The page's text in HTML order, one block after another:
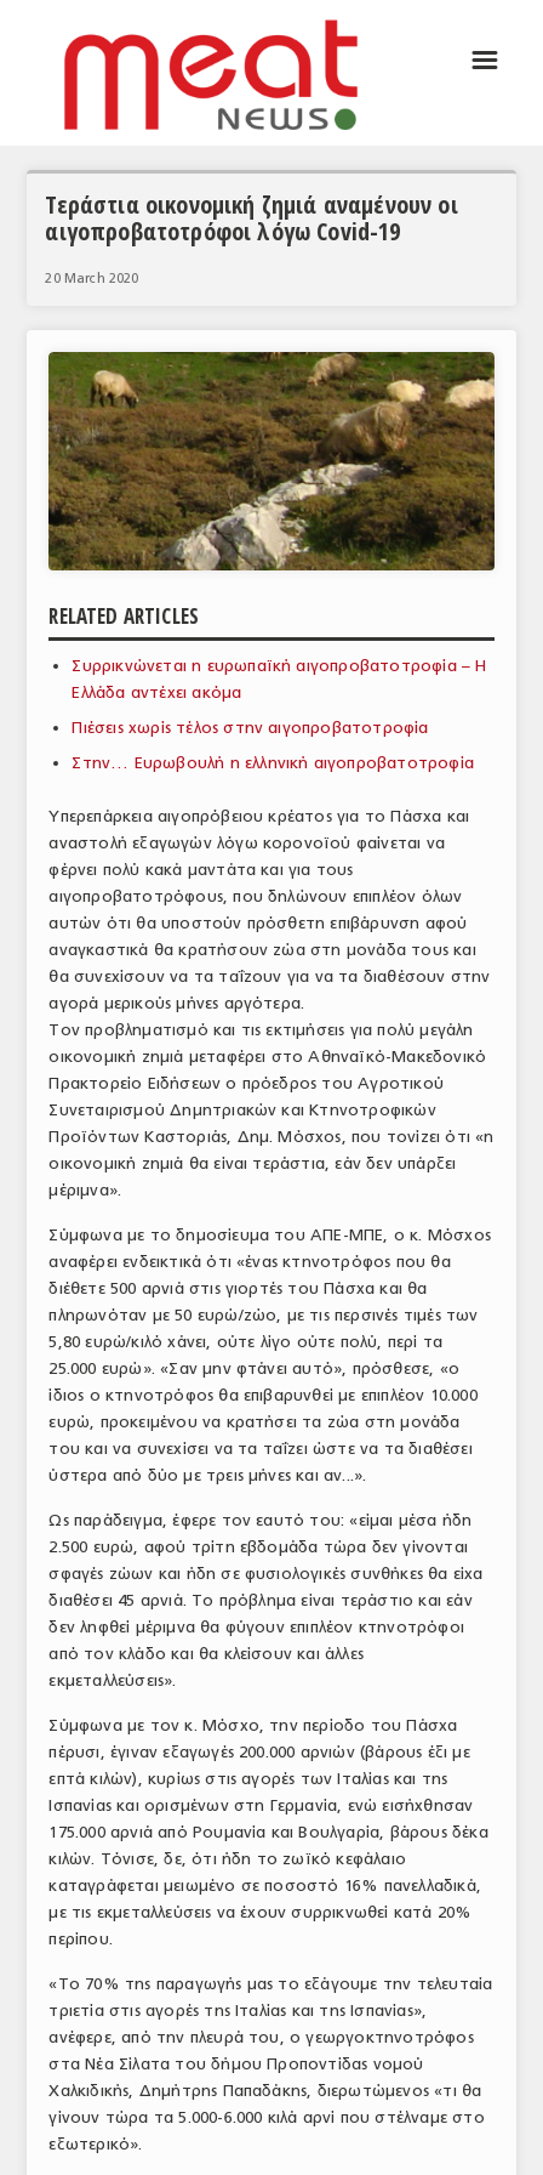
ΣΥΝΕΝΤΕΥΞΕΙΣ
ΘΕΜΑΤΑ
ΚΟΣΜΟΣ
ΕΙΔΗΣΕΙΣ
ΕΥΡΩΠΑΪΚΕΣ ΑΠΟΦΑΣΕΙΣ
ΘΕΜΑΤΑ
ΕΜΠΟΡΙΚΟΣ ΚΑΤΑΛΟΓΟΣ
ΠΑΡΑΓΩΓΗ & ΕΜΠΟΡΙΑ
ΣΦΑΓΕΙΑ
ΠΡΩΤΕΣ ΥΛΕΣ
ΕΞΟΠΛΙΣΜΟΣ
ΥΠΗΡΕΣΙΕΣ
ΕΜΠΟΡΙΚΟΙ ΑΝΤΙΠΡΟΣΩΠΟΙ
ΝΟΜΟΘΕΣΙΑ
ΕΛΛΗΝΙΚΗ ΝΟΜΟΘΕΣΙΑ
ΕΥΡΩΠΑΪΚΗ ΝΟΜΟΘΕΣΙΑ
ΤΟ ΠΕΡΙΟΔΙΚΟ
Profile
ΣΥΝΕΔΡΙΟ ΚΡΕΑΤΟΣ
☰
Τεράστια οικονομική ζημιά αναμένουν οι
αιγοπροβατοτρόφοι λόγω Covid-19
20 March 2020
RELATED ARTICLES
Συρρικνώνεται η ευρωπαϊκή αιγοπροβατοτροφία – Η
Ελλάδα αντέχει ακόμα
Πιέσεις χωρίς τέλος στην αιγοπροβατοτροφία
Στην… Ευρωβουλή η ελληνική αιγοπροβατοτροφία
Υπερεπάρκεια αιγοπρόβειου κρέατος για το Πάσχα και
αναστολή εξαγωγών λόγω κορονοϊού φαίνεται να
φέρνει πολύ κακά μαντάτα και για τους
αιγοπροβατοτρόφους, που δηλώνουν επιπλέον όλων
αυτών ότι θα υποστούν πρόσθετη επιβάρυνση αφού
αναγκαστικά θα κρατήσουν ζώα στη μονάδα τους και
θα συνεχίσουν να τα ταΐζουν για να τα διαθέσουν στην
αγορά μερικούς μήνες αργότερα.
Τον προβληματισμό και τις εκτιμήσεις για πολύ μεγάλη
οικονομική ζημιά μεταφέρει στο Αθηναϊκό-Μακεδονικό
Πρακτορείο Ειδήσεων ο πρόεδρος του Αγροτικού
Συνεταιρισμού Δημητριακών και Κτηνοτροφικών
Προϊόντων Καστοριάς, Δημ. Μόσχος, που τονίζει ότι «η
οικονομική ζημιά θα είναι τεράστια, εάν δεν υπάρξει
μέριμνα».
Σύμφωνα με το δημοσίευμα του ΑΠΕ-ΜΠΕ, ο κ. Μόσχος
αναφέρει ενδεικτικά ότι «ένας κτηνοτρόφος που θα
διέθετε 500 αρνιά στις γιορτές του Πάσχα και θα
πληρωνόταν με 50 ευρώ/ζώο, με τις περσινές τιμές των
5,80 ευρώ/κιλό χάνει, ούτε λίγο ούτε πολύ, περί τα
25.000 ευρώ». «Σαν μην φτάνει αυτό», πρόσθεσε, «ο
ίδιος ο κτηνοτρόφος θα επιβαρυνθεί με επιπλέον 10.000
ευρώ, προκειμένου να κρατήσει τα ζώα στη μονάδα
του και να συνεχίσει να τα ταΐζει ώστε να τα διαθέσει
ύστερα από δύο με τρεις μήνες και αν...».
Ως παράδειγμα, έφερε τον εαυτό του: «είμαι μέσα ήδη
2.500 ευρώ, αφού τρίτη εβδομάδα τώρα δεν γίνονται
σφαγές ζώων και ήδη σε φυσιολογικές συνθήκες θα είχα
διαθέσει 45 αρνιά. Το πρόβλημα είναι τεράστιο και εάν
δεν ληφθεί μέριμνα θα φύγουν επιπλέον κτηνοτρόφοι
από τον κλάδο και θα κλείσουν και άλλες
εκμεταλλεύσεις».
Σύμφωνα με τον κ. Μόσχο, την περίοδο του Πάσχα
πέρυσι, έγιναν εξαγωγές 200.000 αρνιών (βάρους έξι με
επτά κιλών), κυρίως στις αγορές των Ιταλίας και της
Ισπανίας και ορισμένων στη Γερμανία, ενώ εισήχθησαν
175.000 αρνιά από Ρουμανία και Βουλγαρία, βάρους δέκα
κιλών. Τόνισε, δε, ότι ήδη το ζωϊκό κεφάλαιο
καταγράφεται μειωμένο σε ποσοστό 16% πανελλαδικά,
με τις εκμεταλλεύσεις να έχουν συρρικνωθεί κατά 20%
περίπου.
«Το 70% της παραγωγής μας το εξάγουμε την τελευταία
τριετία στις αγορές της Ιταλίας και της Ισπανίας»,
ανέφερε, από την πλευρά του, ο γεωργοκτηνοτρόφος
στα Νέα Σίλατα του δήμου Προποντίδας νομού
Χαλκιδικής, Δημήτρης Παπαδάκης, διερωτώμενος «τι θα
γίνουν τώρα τα 5.000-6.000 κιλά αρνί που στέλναμε στο
εξωτερικό».